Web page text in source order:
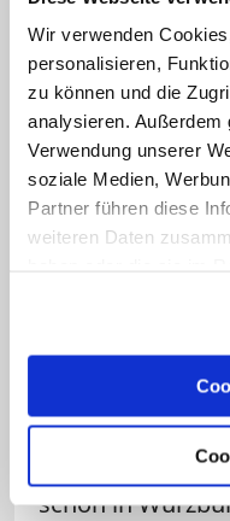
Wir verwenden
personalisieren,
zu können und die
analysieren. Außerdem
Verwendung unserer
soziale Medien,
Partner führen diese
weiteren Daten
Vielfalt in der
weiter: "Wenn
wo jeder seinen
ob männlich,
queer, dann ist
ist Schöpfung
setze er sich
katholischen
hinzu: "Ich
anstoßen
schon in